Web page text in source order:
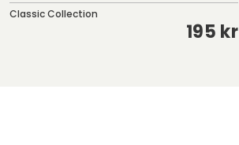
Classic Collection
195 kr